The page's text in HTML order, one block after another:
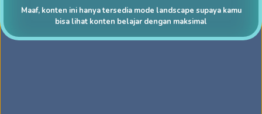
Maaf, konten ini hanya tersedia mode landscape supaya kamu
bisa lihat konten belajar dengan maksimal